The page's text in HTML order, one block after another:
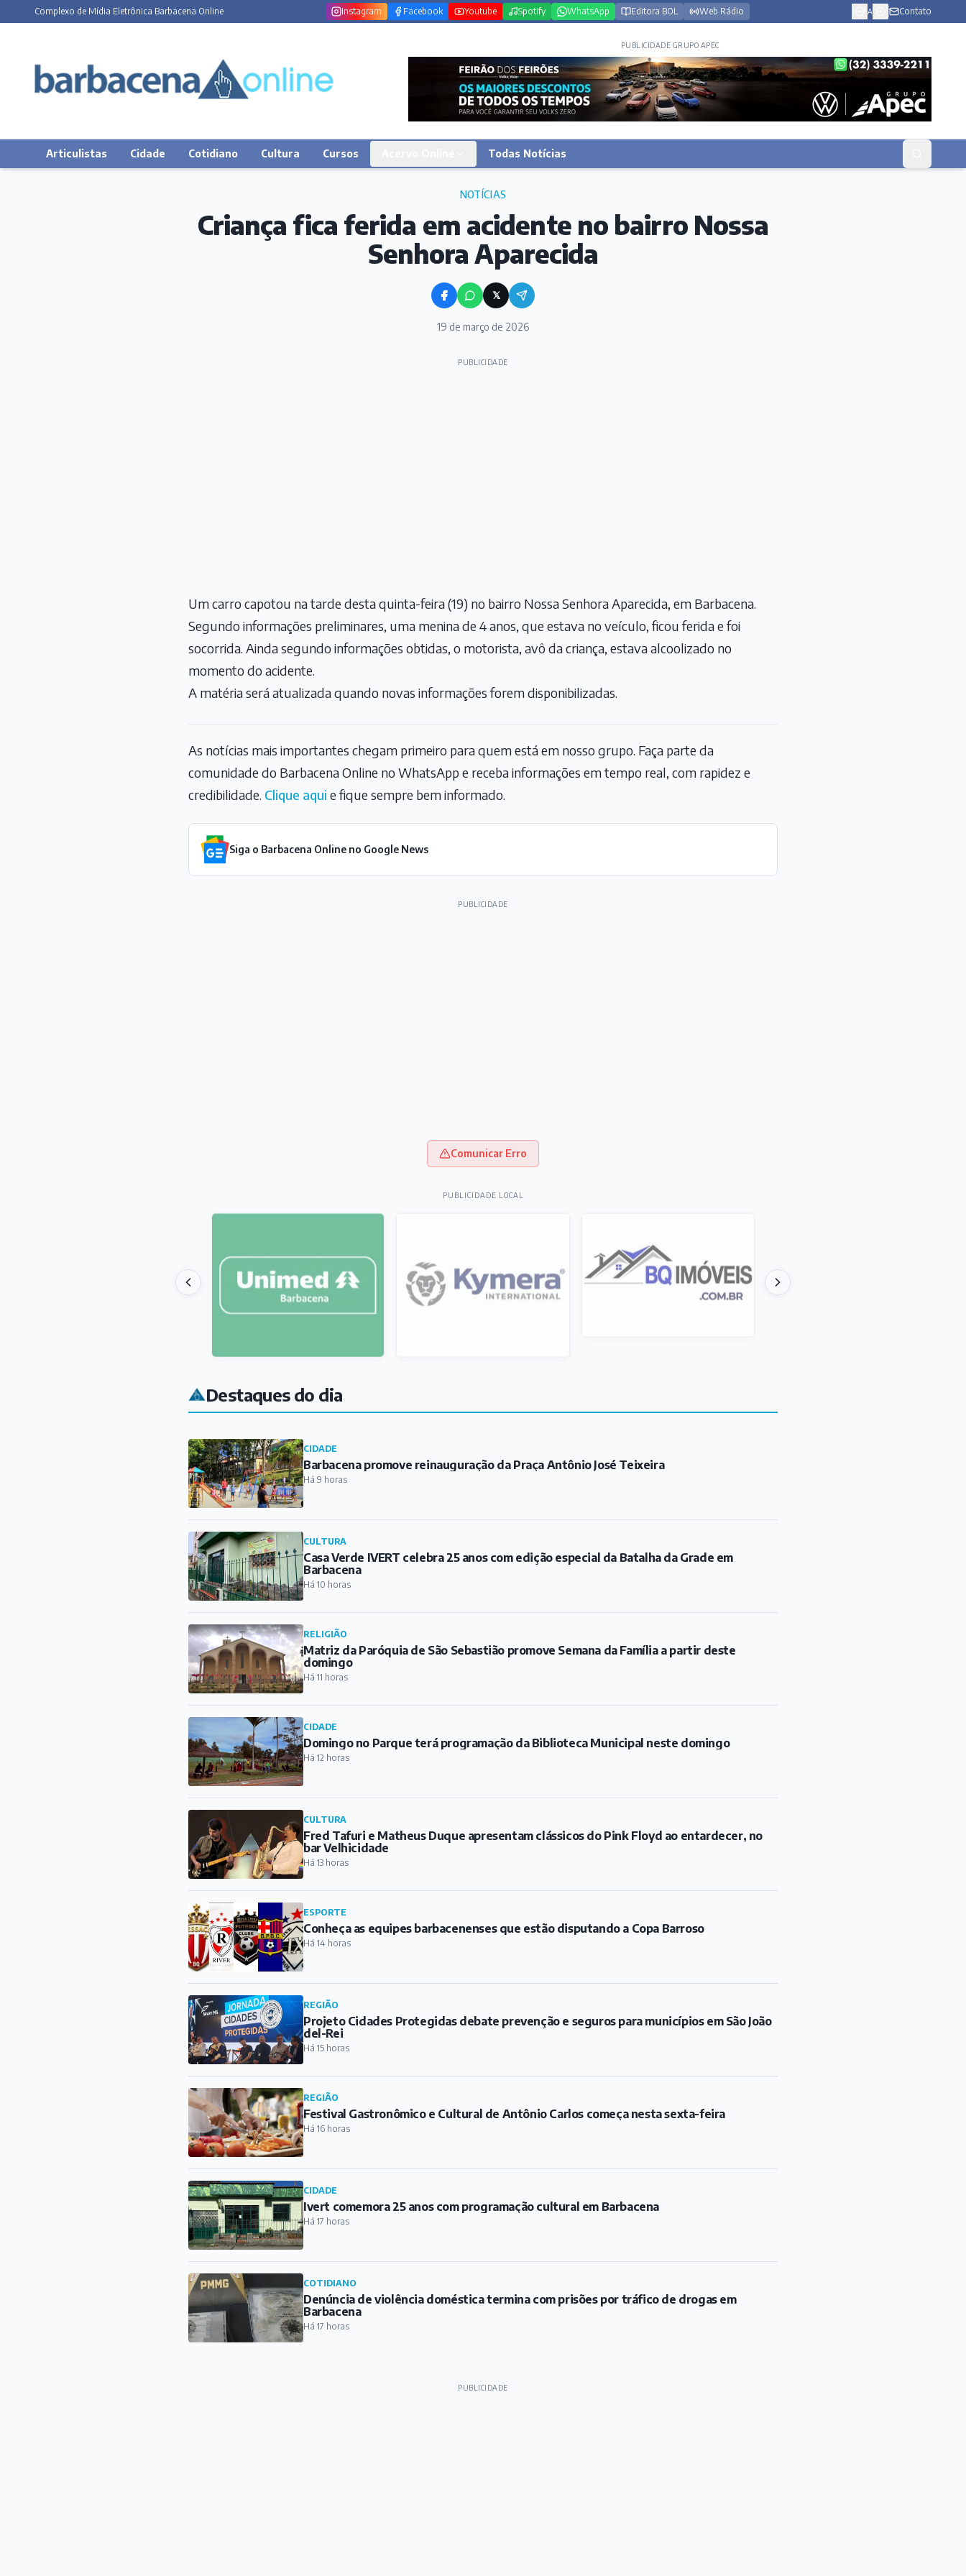
Complexo de Mídia Eletrônica Barbacena Online Instagram Facebook Youtube Spotify WhatsApp Editora BOL Web Rádio A Contato
PUBLICIDADE GRUPO APEC
Articulistas Cidade Cotidiano Cultura Cursos Todas Notícias
NOTÍCIAS
Criança fica ferida em acidente no bairro Nossa
Senhora Aparecida
𝕏
19 de março de 2026
PUBLICIDADE
Um carro capotou na tarde desta quinta-feira (19) no bairro Nossa Senhora Aparecida, em Barbacena.
Segundo informações preliminares, uma menina de 4 anos, que estava no veículo, ficou ferida e foi
socorrida. Ainda segundo informações obtidas, o motorista, avô da criança, estava alcoolizado no
momento do acidente.
A matéria será atualizada quando novas informações forem disponibilizadas.
As notícias mais importantes chegam primeiro para quem está em nosso grupo. Faça parte da
comunidade do Barbacena Online no WhatsApp e receba informações em tempo real, com rapidez e
credibilidade. Clique aqui e fique sempre bem informado.
Siga o Barbacena Online no Google News
PUBLICIDADE
Comunicar Erro
PUBLICIDADE LOCAL
Destaques do dia
CIDADE
Barbacena promove reinauguração da Praça Antônio José Teixeira
Há 9 horas
CULTURA
Casa Verde IVERT celebra 25 anos com edição especial da Batalha da Grade em
Barbacena
Há 10 horas
RELIGIÃO
Matriz da Paróquia de São Sebastião promove Semana da Família a partir deste
domingo
Há 11 horas
CIDADE
Domingo no Parque terá programação da Biblioteca Municipal neste domingo
Há 12 horas
CULTURA
Fred Tafuri e Matheus Duque apresentam clássicos do Pink Floyd ao entardecer, no
bar Velhicidade
Há 13 horas
ESPORTE
Conheça as equipes barbacenenses que estão disputando a Copa Barroso
Há 14 horas
REGIÃO
Projeto Cidades Protegidas debate prevenção e seguros para municípios em São João
del-Rei
Há 15 horas
REGIÃO
Festival Gastronômico e Cultural de Antônio Carlos começa nesta sexta-feira
Há 16 horas
CIDADE
Ivert comemora 25 anos com programação cultural em Barbacena
Há 17 horas
COTIDIANO
Denúncia de violência doméstica termina com prisões por tráfico de drogas em
Barbacena
Há 17 horas
PUBLICIDADE